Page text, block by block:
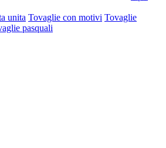
unita Tovaglie con motivi Tovaglie
pasquali